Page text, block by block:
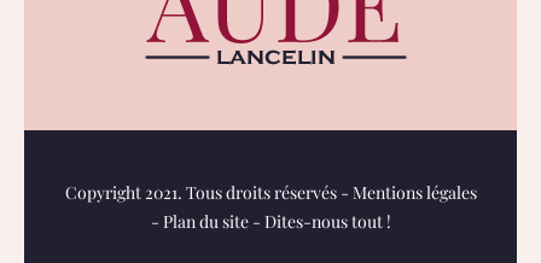
Copyright 2021. Tous droits réservés - Mentions légales
- Plan du site- Dites-nous tout !